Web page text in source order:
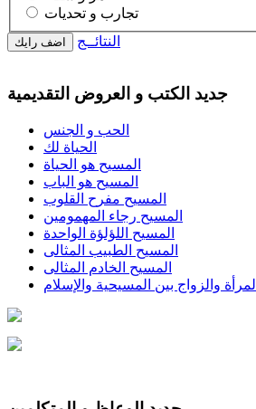
النتائــج
جديد الكتب و العروض التقديمية
الحب و الجنس
الحياة لك
المسيح هو الحياة
المسيح هو الباب
المسيح مفرح القلوب
المسيح رجاء المهمومين
المسيح اللؤلؤة الواحدة
المسيح الطبيب المثالى
المسيح الخادم المثالى
المرأة والزواج بين المسيحية والإسلام